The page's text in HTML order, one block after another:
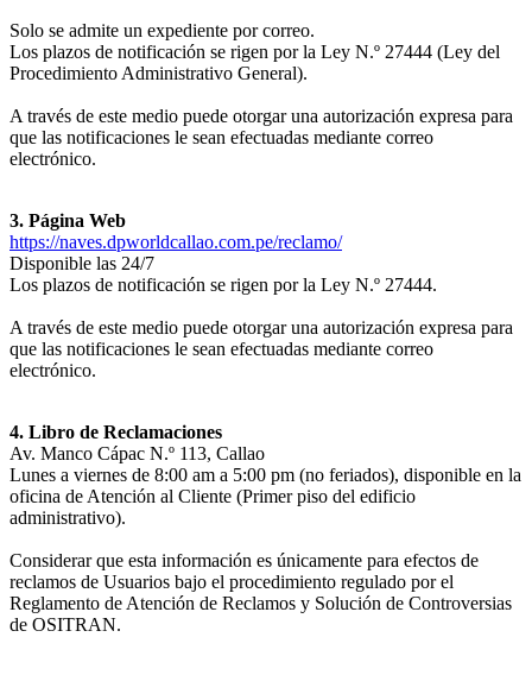
Solo se admite un expediente por correo.
Los plazos de notificación se rigen por la Ley N.º 27444 (Ley del
Procedimiento Administrativo General).
A través de este medio puede otorgar una autorización expresa para
que las notificaciones le sean efectuadas mediante correo
electrónico.
3. Página Web
https://naves.dpworldcallao.com.pe/reclamo/
Disponible las 24/7
Los plazos de notificación se rigen por la Ley N.º 27444.
A través de este medio puede otorgar una autorización expresa para
que las notificaciones le sean efectuadas mediante correo
electrónico.
4. Libro de Reclamaciones
Av. Manco Cápac N.º 113, Callao
Lunes a viernes de 8:00 am a 5:00 pm (no feriados), disponible en la
oficina de Atención al Cliente (Primer piso del edificio
administrativo).
Considerar que esta información es únicamente para efectos de
reclamos de Usuarios bajo el procedimiento regulado por el
Reglamento de Atención de Reclamos y Solución de Controversias
de OSITRAN.